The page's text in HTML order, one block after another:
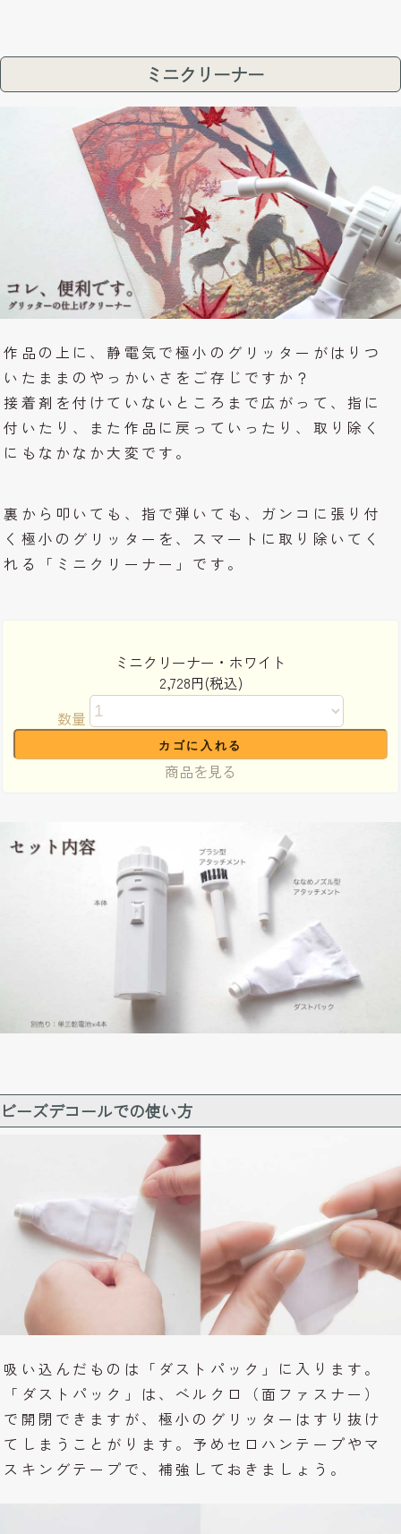
ミニクリーナー
作品の上に、静電気で極小のグリッターがはりつ
いたままのやっかいさをご存じですか？
接着剤を付けていないところまで広がって、指に
付いたり、また作品に戻っていったり、取り除く
にもなかなか大変です。
裏から叩いても、指で弾いても、ガンコに張り付
く極小のグリッターを、スマートに取り除いてく
れる「ミニクリーナー」です。
ミニクリーナー・ホワイト
2,728円(税込)
数量
商品を見る
ビーズデコールでの使い方
吸い込んだものは「ダストパック」に入ります。
「ダストパック」は、ベルクロ（面ファスナー）
で開閉できますが、極小のグリッターはすり抜け
てしまうことがります。予めセロハンテープやマ
スキングテープで、補強しておきましょう。